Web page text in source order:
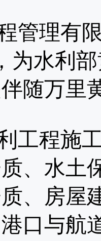
管理有
为水利
随万里
工程施
、水土
、房屋
口与航